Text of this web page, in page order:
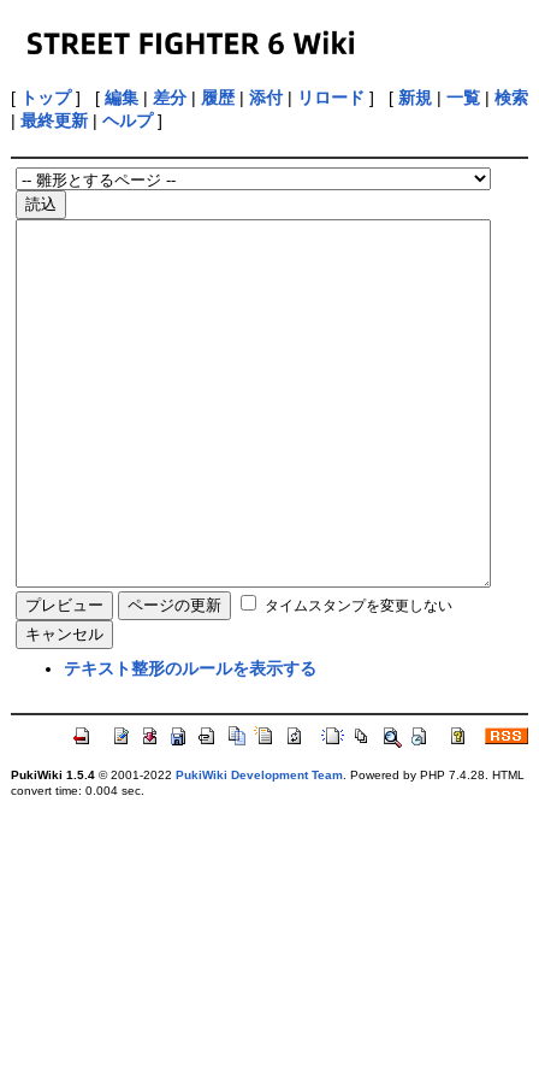
[ トップ] [ 編集| 差分| 履歴| 添付| リロード ] [ 新規| 一覧| 検索
| 最終更新| ヘルプ]
タイムスタンプを変更しない
テキスト整形のルールを表示する
PukiWiki 1.5.4© 2001-2022 PukiWiki Development Team. Powered by PHP 7.4.28. HTML
convert time: 0.004 sec.